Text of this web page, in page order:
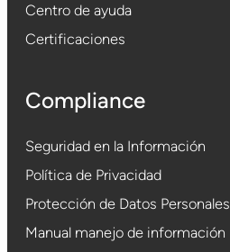
Centro de ayuda
Certificaciones
Compliance
Seguridad en la Información
Política de Privacidad
Protección de Datos Personales
Manual manejo de información